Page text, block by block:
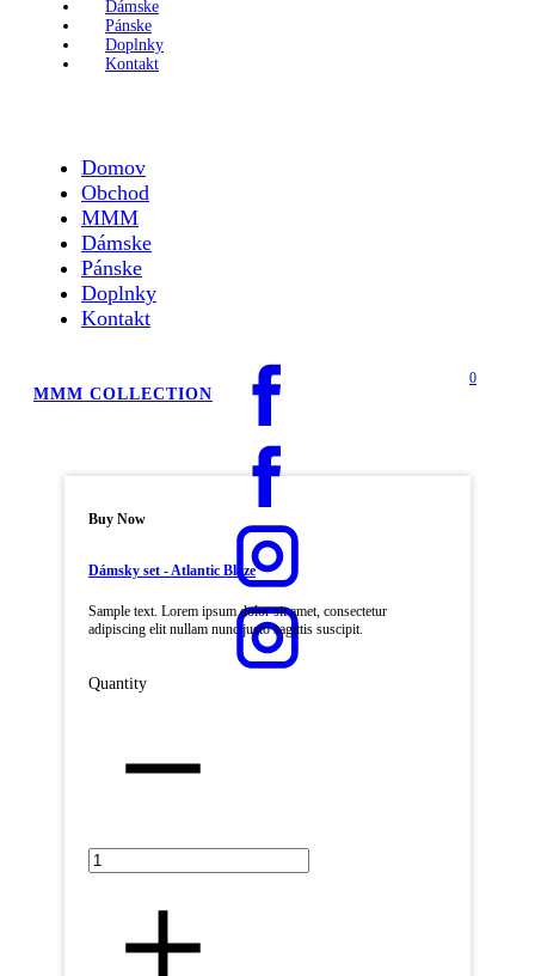
Dámske
Pánske
Doplnky
Kontakt
Domov
Obchod
MMM
Dámske
Pánske
Doplnky
Kontakt
MMM COLLECTION
0
Buy Now
Dámsky set - Atlantic Blaze
Sample text. Lorem ipsum dolor sit amet, consectetur
adipiscing elit nullam nunc justo sagittis suscipit.
Quantity